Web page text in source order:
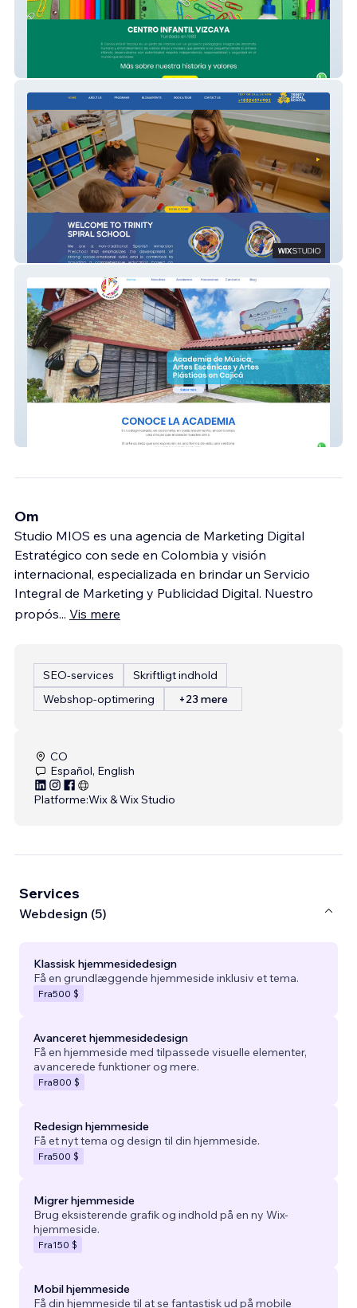
Centro Infantil Vizcaya
Trinity Spiral School
Om
Studio MIOS es una agencia de Marketing Digital
Estratégico con sede en Colombia y visión
internacional, especializada en brindar un Servicio
Integral de Marketing y Publicidad Digital. Nuestro
propós... Vis mere
SEO-services
Skriftligt indhold
Webshop-optimering
+23 mere
CO
Español, English
Platforme:Wix & Wix Studio
Services
Webdesign (5)
Klassisk hjemmesidedesign
Få en grundlæggende hjemmeside inklusiv et tema.
Fra500 $
Avanceret hjemmesidedesign
Få en hjemmeside med tilpassede visuelle elementer,
avancerede funktioner og mere.
Fra800 $
Redesign hjemmeside
Få et nyt tema og design til din hjemmeside.
Fra500 $
Migrer hjemmeside
Brug eksisterende grafik og indhold på en ny Wix-
hjemmeside.
Fra150 $
Mobil hjemmeside
Få din hjemmeside til at se fantastisk ud på mobile